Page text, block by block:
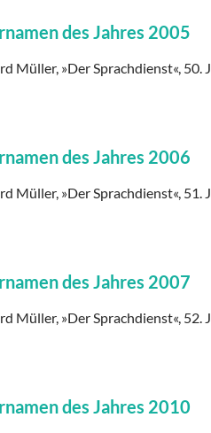
des Jahres 2005
Müller, »Der Sprachdienst«, 50.
des Jahres 2006
Müller, »Der Sprachdienst«, 51.
des Jahres 2007
Müller, »Der Sprachdienst«, 52.
des Jahres 2010